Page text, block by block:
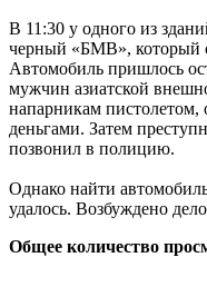
В 11:30 у одного из
черный «БМВ», который
Автомобиль пришлось
мужчин азиатской
напарникам пистолетом,
деньгами. Затем
позвонил в полицию.
Однако найти
удалось. Возбуждено
Общее количество